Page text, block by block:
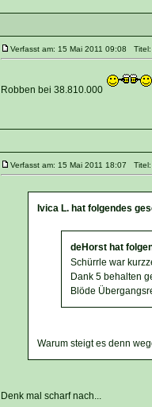
Verfasst am: 15 Mai 2011 09:08 Titel:
Robben bei 38.810.000
Verfasst am: 15 Mai 2011 18:07 Titel:
Ivica L. hat folgendes
deHorst hat
Schürrle war
Dank 5 behalten
Blöde
Warum steigt es denn
Denk mal scharf nach...